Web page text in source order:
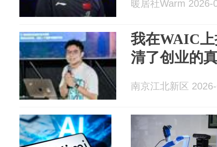
暖居社Warm 2026-
我在WAIC
清了创业的
南京江北新区